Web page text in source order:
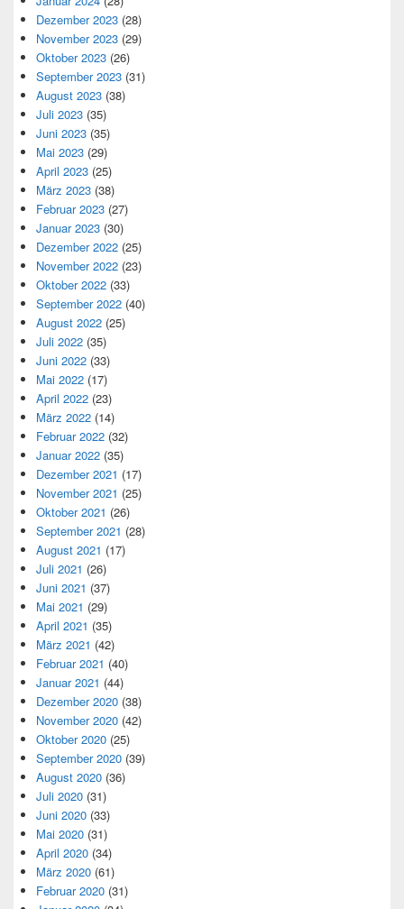
Dezember 2023 (28)
November 2023 (29)
Oktober 2023 (26)
September 2023 (31)
August 2023 (38)
Juli 2023 (35)
Juni 2023 (35)
Mai 2023 (29)
April 2023 (25)
März 2023 (38)
Februar 2023 (27)
Januar 2023 (30)
Dezember 2022 (25)
November 2022 (23)
Oktober 2022 (33)
September 2022 (40)
August 2022 (25)
Juli 2022 (35)
Juni 2022 (33)
Mai 2022 (17)
April 2022 (23)
März 2022 (14)
Februar 2022 (32)
Januar 2022 (35)
Dezember 2021 (17)
November 2021 (25)
Oktober 2021 (26)
September 2021 (28)
August 2021 (17)
Juli 2021 (26)
Juni 2021 (37)
Mai 2021 (29)
April 2021 (35)
März 2021 (42)
Februar 2021 (40)
Januar 2021 (44)
Dezember 2020 (38)
November 2020 (42)
Oktober 2020 (25)
September 2020 (39)
August 2020 (36)
Juli 2020 (31)
Juni 2020 (33)
Mai 2020 (31)
April 2020 (34)
März 2020 (61)
Februar 2020 (31)